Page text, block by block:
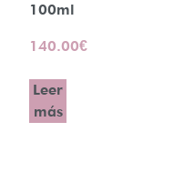
100ml
140.00€
Leer
más